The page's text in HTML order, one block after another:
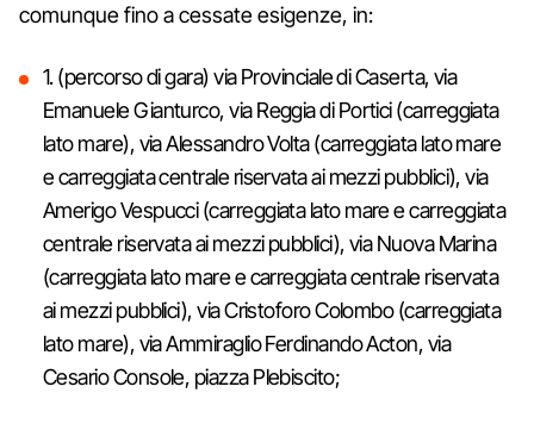
comunque fino a cessate esigenze, in:
1. (percorso di gara) via Provinciale di Caserta, via
Emanuele Gianturco, via Reggia di Portici (carreggiata
lato mare), via Alessandro Volta (carreggiata lato mare
e carreggiata centrale riservata ai mezzi pubblici), via
Amerigo Vespucci (carreggiata lato mare e carreggiata
centrale riservata ai mezzi pubblici), via Nuova Marina
(carreggiata lato mare e carreggiata centrale riservata
ai mezzi pubblici), via Cristoforo Colombo (carreggiata
lato mare), via Ammiraglio Ferdinando Acton, via
Cesario Console, piazza Plebiscito;